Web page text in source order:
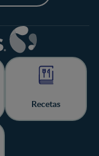
Recetas